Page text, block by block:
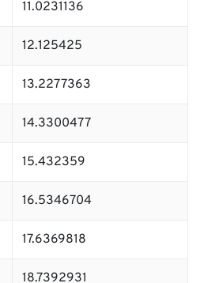
11.0231136
12.125425
13.2277363
14.3300477
15.432359
16.5346704
17.6369818
18.7392931